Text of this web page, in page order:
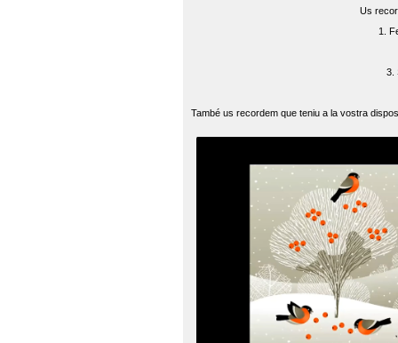
Us
1.
3.
També us recordem que teniu a la vostra